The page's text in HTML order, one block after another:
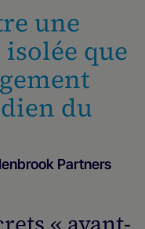
une
que
du
Partners